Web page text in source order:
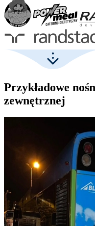
Przykładowe
zewnętrznej